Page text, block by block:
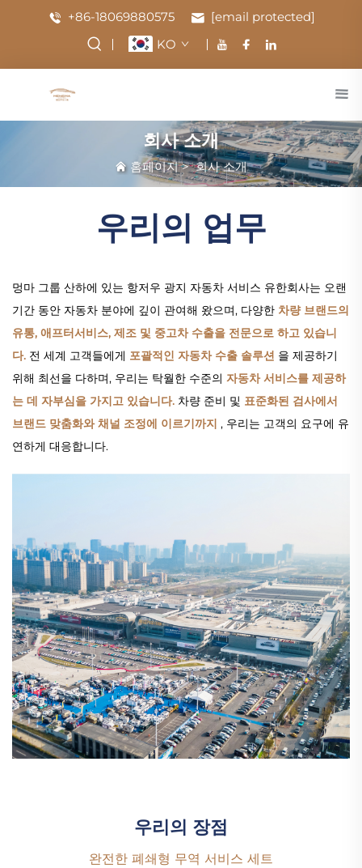
+86-18069880575
[email protected]
KO
회사 소개
홈페이지>회사 소개
우리의 업무
멍마 그룹 산하에 있는 항저우 광지 자동차 서비스 유한회사는 오랜
기간 동안 자동차 분야에 깊이 관여해 왔으며, 다양한 차량 브랜드의
유통, 애프터서비스, 제조 및 중고차 수출을 전문으로 하고 있습니
다. 전 세계 고객들에게 포괄적인 자동차 수출 솔루션 을 제공하기
위해 최선을 다하며, 우리는 탁월한 수준의 자동차 서비스를 제공하
는 데 자부심을 가지고 있습니다. 차량 준비 및 표준화된 검사에서
브랜드 맞춤화와 채널 조정에 이르기까지 , 우리는 고객의 요구에 유
연하게 대응합니다.
우리의 장점
완전한 폐쇄형 무역 서비스 세트